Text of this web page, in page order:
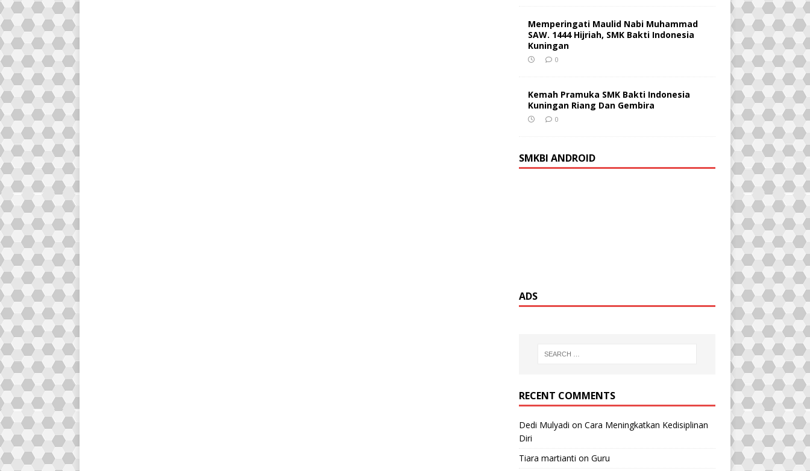
Memperingati Maulid Nabi Muhammad
SAW. 1444 Hijriah, SMK Bakti Indonesia
Kuningan
0
Kemah Pramuka SMK Bakti Indonesia
Kuningan Riang Dan Gembira
0
SMKBI ANDROID
ADS
RECENT COMMENTS
Dedi Mulyadi on Cara Meningkatkan Kedisiplinan
Diri
Tiara martianti on Guru